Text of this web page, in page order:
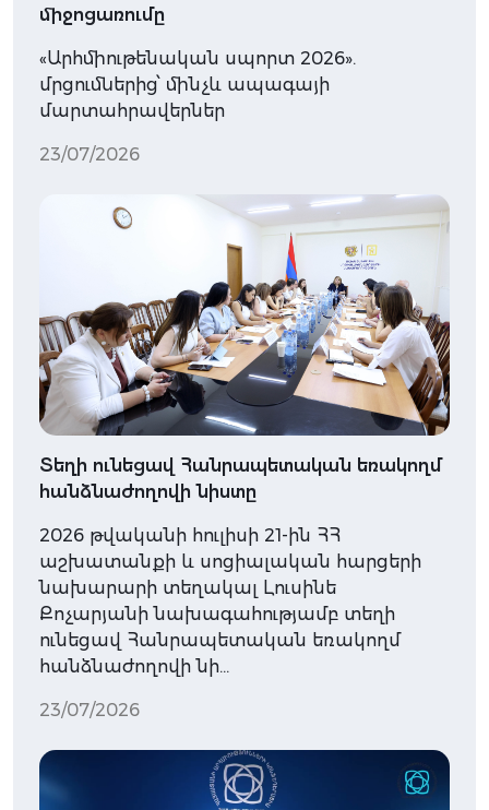
միջոցառումը
«Արհմիութենական սպորտ 2026».
մրցումներից՝ մինչև ապագայի
մարտահրավերներ
23/07/2026
Տեղի ունեցավ Հանրապետական եռակողմ
հանձնաժողովի նիստը
2026 թվականի հուլիսի 21-ին ՀՀ
աշխատանքի և սոցիալական հարցերի
նախարարի տեղակալ Լուսինե
Քոչարյանի նախագահությամբ տեղի
ունեցավ Հանրապետական եռակողմ
հանձնաժողովի նի…
23/07/2026